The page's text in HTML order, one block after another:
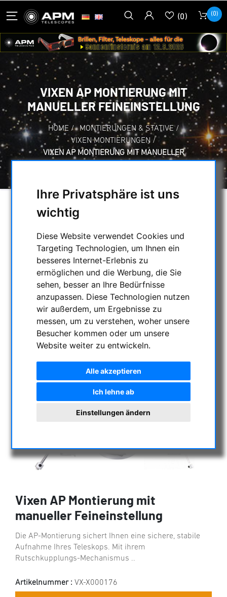
Ihre Privatsphäre ist uns
wichtig
Diese Website verwendet Cookies und
Targeting Technologien, um Ihnen ein
besseres Internet-Erlebnis zu
ermöglichen und die Werbung, die Sie
sehen, besser an Ihre Bedürfnisse
anzupassen. Diese Technologien nutzen
wir außerdem, um Ergebnisse zu
messen, um zu verstehen, woher unsere
Besucher kommen oder um unsere
Website weiter zu entwickeln.
Alle akzeptieren
Ich lehne ab
Einstellungen ändern
(0) (0)
VIXEN AP MONTIERUNG MIT
MANUELLER FEINEINSTELLUNG
HOME / MONTIERUNGEN & STATIVE /
VIXEN MONTIERUNGEN /
VIXEN AP MONTIERUNG MIT MANUELLER
Vixen AP Montierung mit
manueller Feineinstellung
Die AP-Montierung sichert Ihnen eine sichere, stabile
Aufnahme Ihres Teleskops. Mit ihrem
Rutschkupplungs-Mechanismus ..
Artikelnummer : VX-X000176